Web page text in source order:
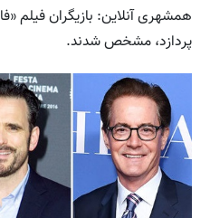
همشهری آنلاین: بازیگران فیلم
پردازد، مشخص شدند.